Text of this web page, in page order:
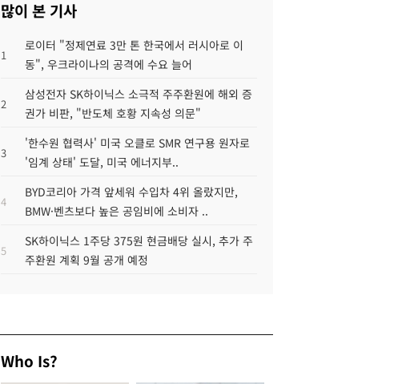
많이 본 기사
1
로이터 "정제연료 3만 톤 한국에서 러시아로 이
동", 우크라이나의 공격에 수요 늘어
2
삼성전자 SK하이닉스 소극적 주주환원에 해외 증
권가 비판, "반도체 호황 지속성 의문"
3
'한수원 협력사' 미국 오클로 SMR 연구용 원자로
'임계 상태' 도달, 미국 에너지부..
4
BYD코리아 가격 앞세워 수입차 4위 올랐지만,
BMW·벤츠보다 높은 공임비에 소비자 ..
5
SK하이닉스 1주당 375원 현금배당 실시, 추가 주
주환원 계획 9월 공개 예정
Who Is?